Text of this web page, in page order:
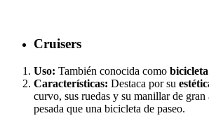
Cruisers
Uso: También conocida como
Características: Destaca por su
curvo, sus ruedas y su manillar de gran
pesada que una bicicleta de paseo.